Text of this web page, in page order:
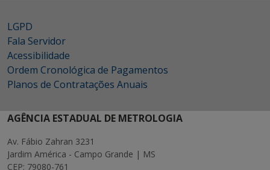
LGPD
Fala Servidor
Acessibilidade
Ordem Cronológica de Pagamentos
Planos de Contratações Anuais
AGÊNCIA ESTADUAL DE METROLOGIA
Av. Fábio Zahran 3231
Jardim América - Campo Grande | MS
CEP: 79080-761